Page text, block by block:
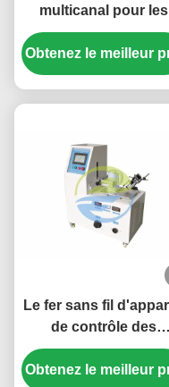
multicanal pour les
tests d'augmentation
la température des
appareils électriques
Obtenez le meilleur
Le fer sans fil
de contrôle des
appareils IEC60335-
électriques insèrent
Obtenez le meilleur